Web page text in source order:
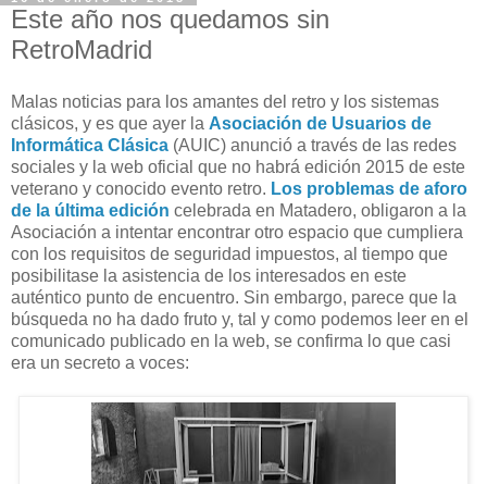
Este año nos quedamos sin
RetroMadrid
Malas noticias para los amantes del retro y los sistemas
clásicos, y es que ayer la Asociación de Usuarios de
Informática Clásica (AUIC) anunció a través de las redes
sociales y la web oficial que no habrá edición 2015 de este
veterano y conocido evento retro. Los problemas de aforo
de la última edición celebrada en Matadero, obligaron a la
Asociación a intentar encontrar otro espacio que cumpliera
con los requisitos de seguridad impuestos, al tiempo que
posibilitase la asistencia de los interesados en este
auténtico punto de encuentro. Sin embargo, parece que la
búsqueda no ha dado fruto y, tal y como podemos leer en el
comunicado publicado en la web, se confirma lo que casi
era un secreto a voces: